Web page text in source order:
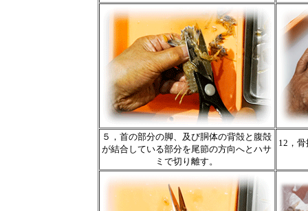
５，首の部分の脚、及び胴体の背殻と腹殻
が結合している部分を尾節の方向へとハサ
ミで切り離す。
12，